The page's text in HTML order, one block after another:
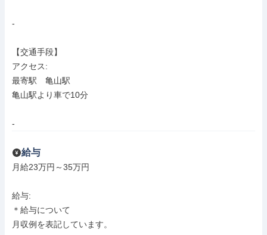
-
【交通手段】
アクセス:
最寄駅　亀山駅
亀山駅より車で10分
-
給与
月給23万円～35万円
給与:
＊給与について
月収例を表記しています。